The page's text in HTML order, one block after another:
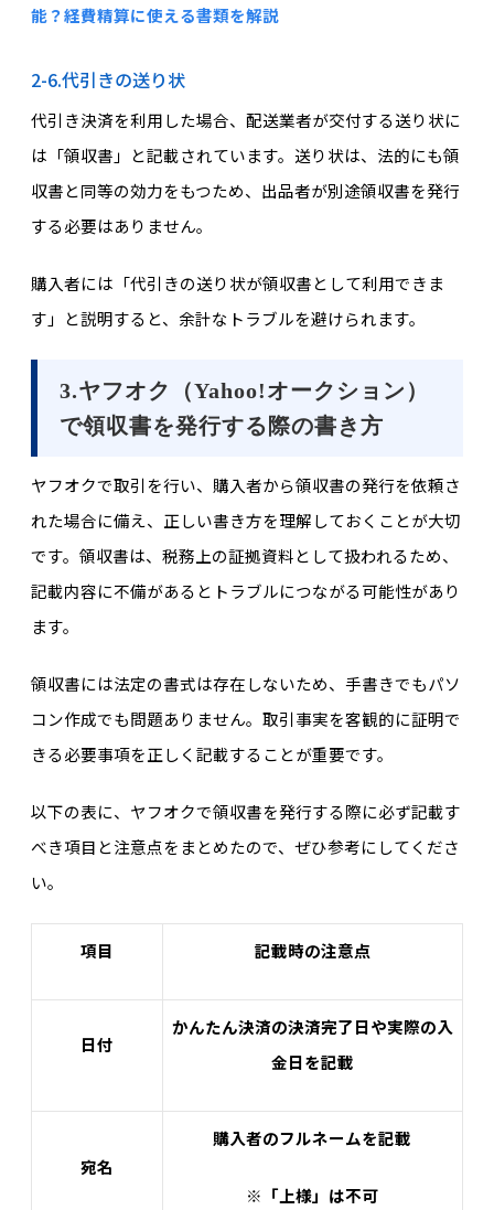
能？経費精算に使える書類を解説
2-6.代引きの送り状
代引き決済を利用した場合、配送業者が交付する送り状に
は「領収書」と記載されています。送り状は、法的にも領
収書と同等の効力をもつため、出品者が別途領収書を発行
する必要はありません。
購入者には「代引きの送り状が領収書として利用できま
す」と説明すると、余計なトラブルを避けられます。
3.ヤフオク（Yahoo!オークション）
で領収書を発行する際の書き方
ヤフオクで取引を行い、購入者から領収書の発行を依頼さ
れた場合に備え、正しい書き方を理解しておくことが大切
です。領収書は、税務上の証拠資料として扱われるため、
記載内容に不備があるとトラブルにつながる可能性があり
ます。
領収書には法定の書式は存在しないため、手書きでもパソ
コン作成でも問題ありません。取引事実を客観的に証明で
きる必要事項を正しく記載することが重要です。
以下の表に、ヤフオクで領収書を発行する際に必ず記載す
べき項目と注意点をまとめたので、ぜひ参考にしてくださ
い。
項目 記載時の注意点
日付
かんたん決済の決済完了日や実際の入
金日を記載
宛名
購入者のフルネームを記載
※「上様」は不可